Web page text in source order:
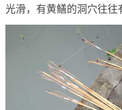
光滑，有黄鳝的洞穴往往